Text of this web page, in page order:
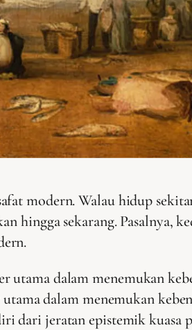
modern. Walau hidup
hingga sekarang. Pasalnya,
utama dalam menemukan
dalam menemukan
dari jeratan epistemik kuasa